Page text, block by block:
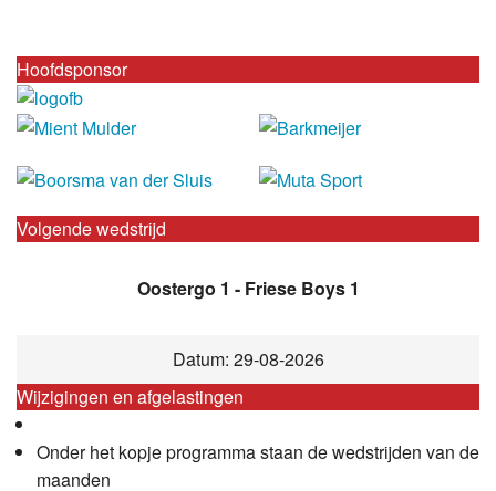
Hoofdsponsor
Volgende wedstrijd
Oostergo 1 - Friese Boys 1
Datum: 29-08-2026
Wijzigingen en afgelastingen
Onder het kopje programma staan de wedstrijden van de
maanden